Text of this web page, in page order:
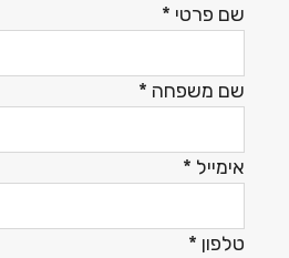
שם פרטי *
שם משפחה *
אימייל *
טלפון *